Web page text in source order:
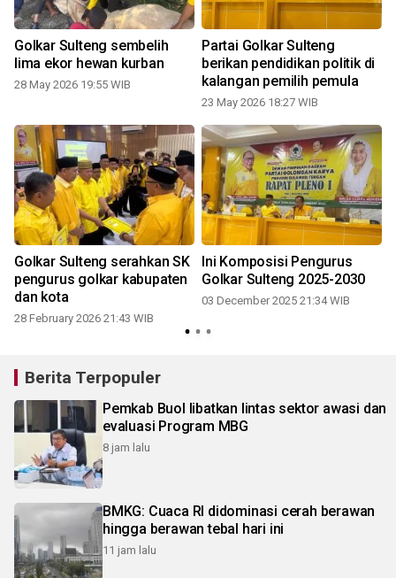
Golkar Sulteng sembelih
lima ekor hewan kurban
28 May 2026 19:55 WIB
Partai Golkar Sulteng
berikan pendidikan politik di
kalangan pemilih pemula
23 May 2026 18:27 WIB
Golkar Sulteng serahkan SK
pengurus golkar kabupaten
dan kota
28 February 2026 21:43 WIB
Ini Komposisi Pengurus
Golkar Sulteng 2025-2030
03 December 2025 21:34 WIB
Berita Terpopuler
Pemkab Buol libatkan lintas sektor awasi dan
evaluasi Program MBG
8 jam lalu
BMKG: Cuaca RI didominasi cerah berawan
hingga berawan tebal hari ini
11 jam lalu